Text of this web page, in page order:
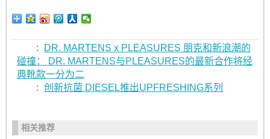
:
DR. MARTENS x PLEASURES 朋克和新浪潮的
碰撞： DR. MARTENS与PLEASURES的最新合作将经
典靴款一分为二
: 创新抗菌 DIESEL推出UPFRESHING系列
相关推荐